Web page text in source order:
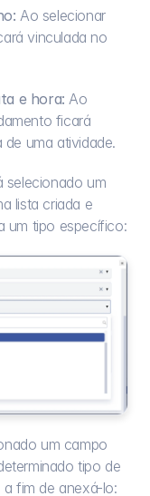
Ao selecionar
vinculada no
e hora: Ao
ficará
uma atividade.
selecionado um
lista criada e
um tipo específico:
um campo
tipo de
fim de anexá-lo: